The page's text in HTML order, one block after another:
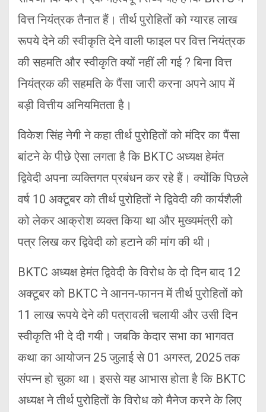
वित्त नियंत्रक तैनात हैं। तीर्थ पुरोहितों को ग्यारह लाख
रूपये देने की स्वीकृति देने वाली फाइल पर वित्त नियंत्रक
की सहमति और स्वीकृति क्यों नहीं ली गई ? बिना वित्त
नियंत्रक की सहमति के पैंसा जारी करना अपने आप में
बड़ी वित्तीय अनियमितता है।
विकेश सिंह नेगी ने कहा तीर्थ पुरोहितों को मंदिर का पैंसा
बांटने के पीछे ऐसा लगता है कि BKTC अध्यक्ष हेमंत
द्विवेदी अपना व्यक्तिगत प्रबंधन कर रहे हैं। क्योंकि पिछले
वर्ष 10 अक्टूबर को तीर्थ पुरोहितों ने द्विवेदी की कार्यशैली
को लेकर आक्रोश व्यक्त किया था और मुख्यमंत्री को
पत्र लिख कर द्विवेदी को हटाने की मांग की थी।
BKTC अध्यक्ष हेमंत द्विवेदी के विरोध के दो दिन बाद 12
अक्टूबर को BKTC ने आनन-फानन में तीर्थ पुरोहितों को
11 लाख रूपये देने की पत्रावली चलायी और उसी दिन
स्वीकृति भी दे दी गयी। जबकि केदार सभा का भागवत
कथा का आयोजन 25 जुलाई से 01 अगस्त, 2025 तक
संपन्न हो चुका था। इससे यह आभास होता है कि BKTC
अध्यक्ष ने तीर्थ पुरोहितों के विरोध को मैनेज करने के लिए